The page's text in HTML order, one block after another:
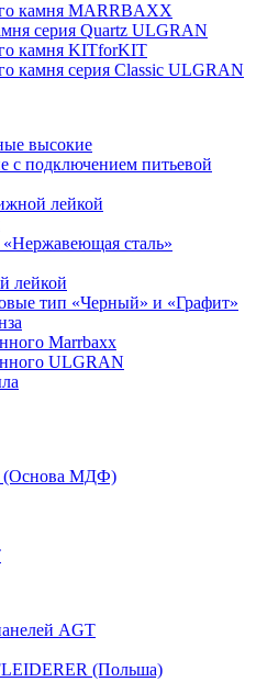
камня MARRBAXX
серия Quartz ULGRAN
камня KITforKIT
камня серия Classic ULGRAN
высокие
с подключением питьевой
лейкой
сталь»
лейкой
тип «Черный» и «Графит»
Marrbaxx
ULGRAN
(Основа МДФ)
AGT
(Польша)